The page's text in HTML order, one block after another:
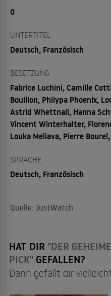
0
UNTERTITEL
Deutsch, Französisch
BESETZUNG
Fabrice Luchini, Camille
Bouillon, Philypa Phoenix,
Astrid Whettnall, Hanna
Vincent Winterhalter,
Louka Meliava, Pierre
SPRACHE
Deutsch, Französisch
Quelle: JustWatch
HAT DIR "DER
PICK" GEFALLEN?
Dann gefällt dir